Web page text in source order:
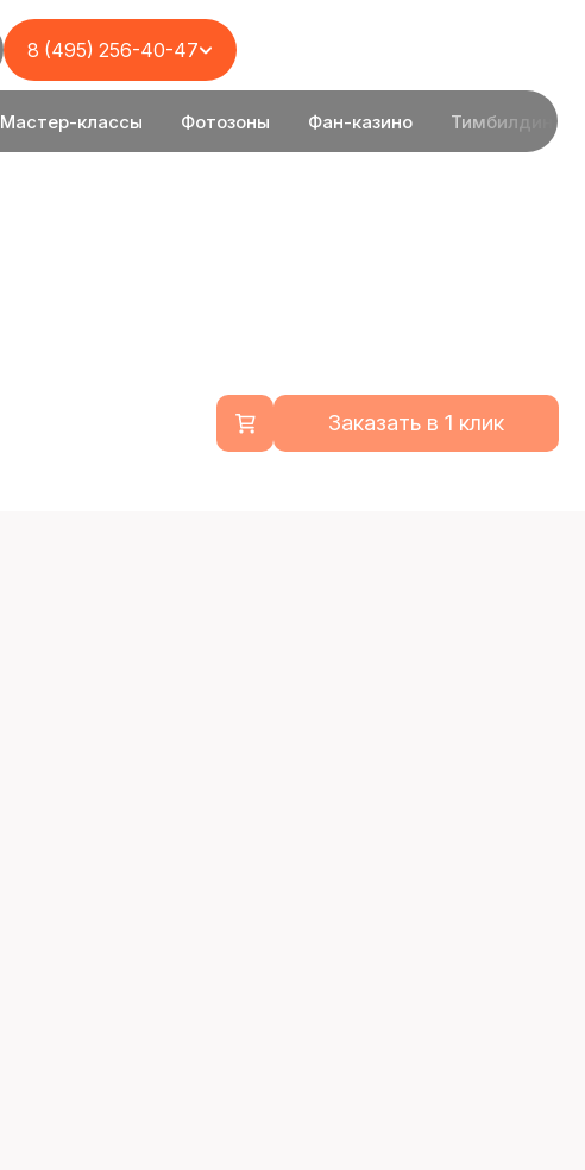
Мастер-классы Фотозоны Фан-казино Тимбилдинг
8 (495) 256-40-47
Заказать в 1 клик